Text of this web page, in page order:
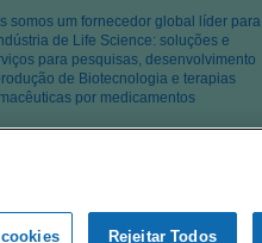
somos um fornecedor global líder para
de Life Science: soluções e
para pesquisas, desenvolvimento
de Biotecnologia e terapias
por medicamentos
Rejeitar Todos